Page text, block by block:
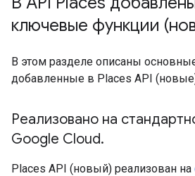
ключевые функции
В этом разделе описаны
добавленные в Places API
Реализовано на
Google Cloud.
Places API (новый) реализован на